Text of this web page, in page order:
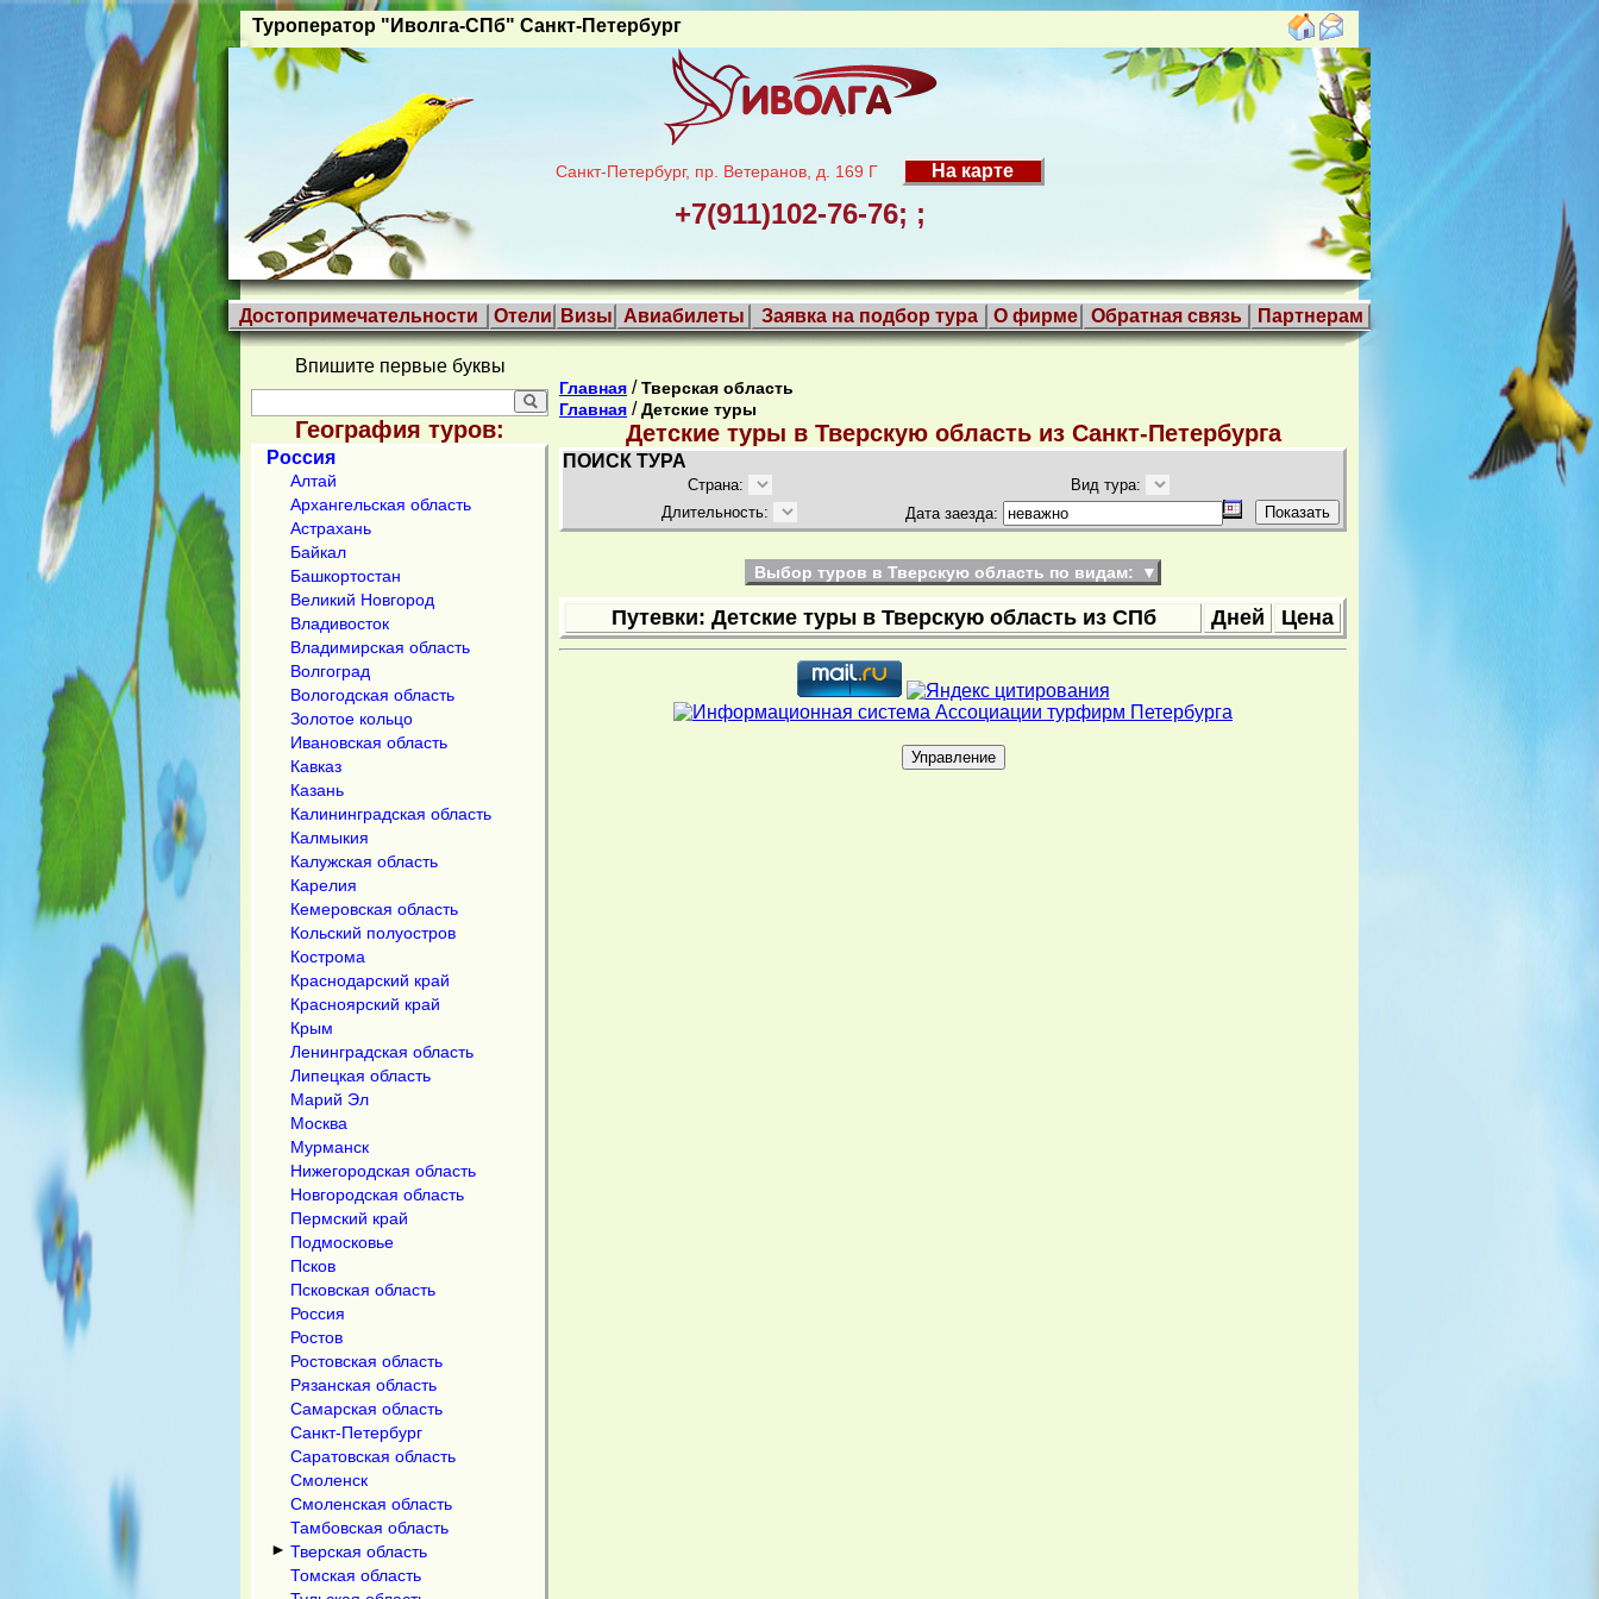
Санкт-Петербург, пр. Ветеранов, д. 169 Г На карте
+7(911)102-76-76; ;
Туроператор "Иволга-СПб" Санкт-Петербург
Достопримечательности Отели Визы Авиабилеты Заявка на подбор тура О фирме Обратная связь Партнерам
Впишите первые буквы
География туров:
Россия
Алтай
Архангельская область
Астрахань
Байкал
Башкортостан
Великий Новгород
Владивосток
Владимирская область
Волгоград
Вологодская область
Золотое кольцо
Ивановская область
Кавказ
Казань
Калининградская область
Калмыкия
Калужская область
Карелия
Кемеровская область
Кольский полуостров
Кострома
Краснодарский край
Красноярский край
Крым
Ленинградская область
Липецкая область
Марий Эл
Москва
Мурманск
Нижегородская область
Новгородская область
Пермский край
Подмосковье
Псков
Псковская область
Россия
Ростов
Ростовская область
Рязанская область
Самарская область
Санкт-Петербург
Саратовская область
Смоленск
Смоленская область
Тамбовская область
► Тверская область
Томская область
Главная /Тверская область
Главная /Детские туры
Детские туры в Тверскую область из Санкт-Петербурга
ПОИСК ТУРА
Страна:
Вид тура:
Длительность:
Дата заезда:
Выбор туров в Тверскую область по видам: ▼
Путевки: Детские туры в Тверскую область из СПб Дней Цена